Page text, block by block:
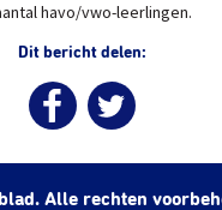
havo/vwo-leerlingen.
Dit bericht delen:
Alle rechten